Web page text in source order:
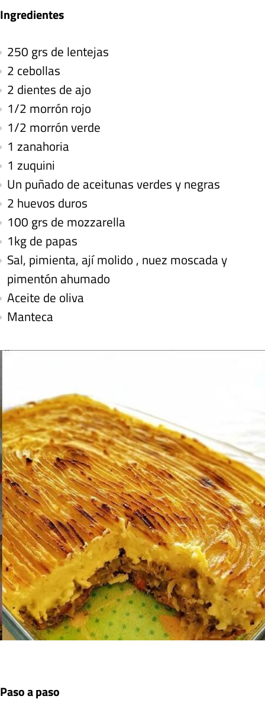
Ingredientes
250 grs de lentejas
2 cebollas
2 dientes de ajo
1/2 morrón rojo
1/2 morrón verde
1 zanahoria
1 zuquini
Un puñado de aceitunas verdes y negras
2 huevos duros
100 grs de mozzarella
1kg de papas
Sal, pimienta, ají molido , nuez moscada y
pimentón ahumado
Aceite de oliva
Manteca
Paso a paso